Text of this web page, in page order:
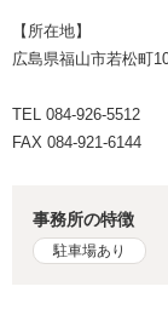
【所在地】
広島県福山市若松町
TEL 084-926-5512
FAX 084-921-6144
事務所の特徴
駐車場あり